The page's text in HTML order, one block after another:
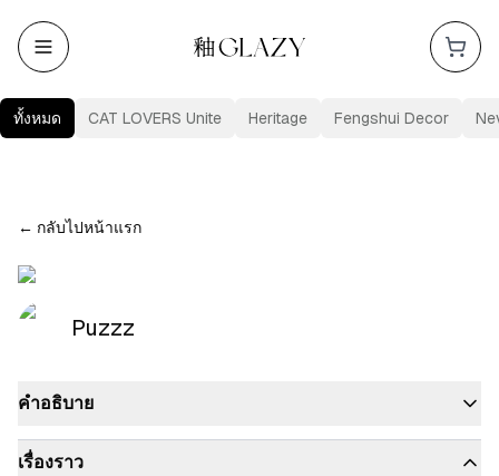
ทั้งหมด CAT LOVERS Unite Heritage Fengshui Decor
← กลับไปหน้าแรก
Puzzz
คำอธิบาย
เรื่องราว